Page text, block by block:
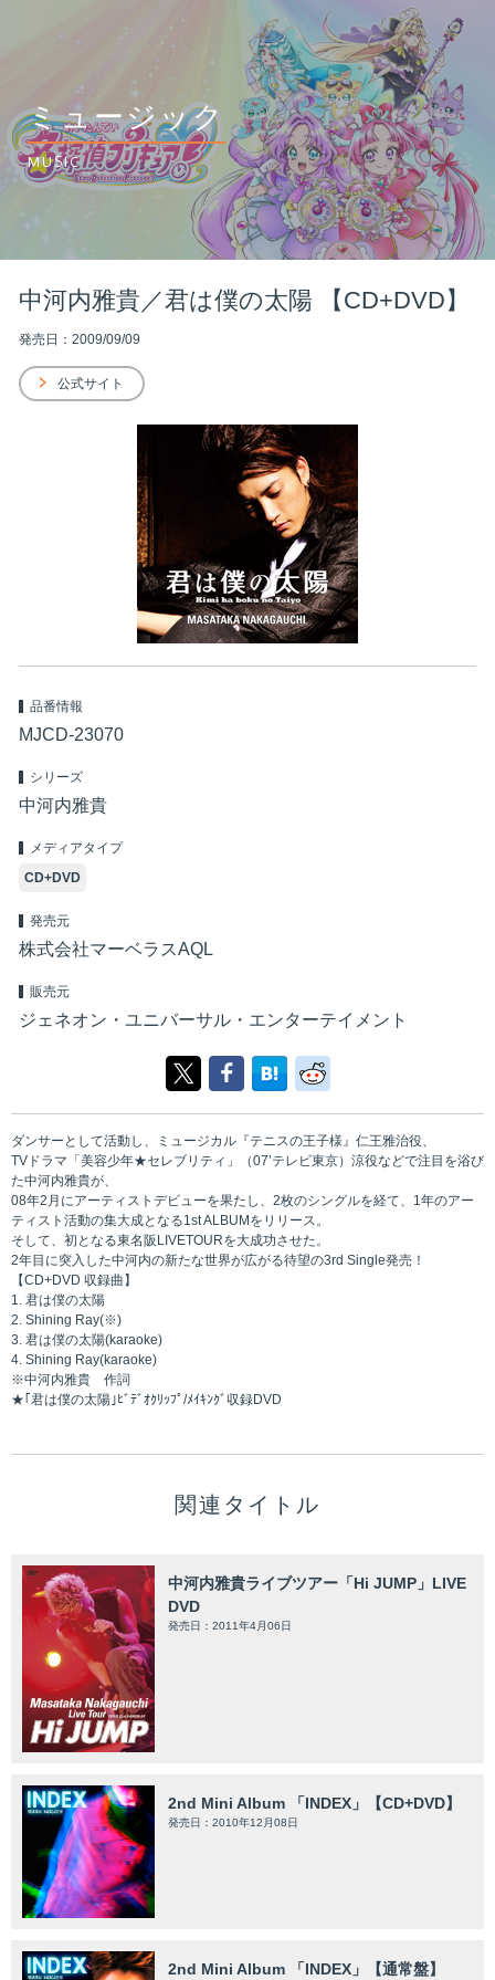
ミュージック
MUSIC
中河内雅貴／君は僕の太陽 【CD+DVD】
発売日：2009/09/09
公式サイト
品番情報
MJCD-23070
シリーズ
中河内雅貴
メディアタイプ
CD+DVD
発売元
株式会社マーベラスAQL
販売元
ジェネオン・ユニバーサル・エンターテイメント
ダンサーとして活動し、ミュージカル『テニスの王子様』仁王雅治役、
TVドラマ「美容少年★セレブリティ」（07’テレビ東京）涼役などで注目を浴び
た中河内雅貴が、
08年2月にアーティストデビューを果たし、2枚のシングルを経て、1年のアー
ティスト活動の集大成となる1st ALBUMをリリース。
そして、初となる東名阪LIVETOURを大成功させた。
2年目に突入した中河内の新たな世界が広がる待望の3rd Single発売！
【CD+DVD 収録曲】
1. 君は僕の太陽
2. Shining Ray(※)
3. 君は僕の太陽(karaoke)
4. Shining Ray(karaoke)
※中河内雅貴 作詞
★｢君は僕の太陽｣ﾋﾞﾃﾞｵｸﾘｯﾌﾟ/ﾒｲｷﾝｸﾞ収録DVD
関連タイトル
中河内雅貴ライブツアー「Hi JUMP」LIVE
DVD
発売日：2011年4月06日
2nd Mini Album 「INDEX」【CD+DVD】
発売日：2010年12月08日
2nd Mini Album 「INDEX」【通常盤】